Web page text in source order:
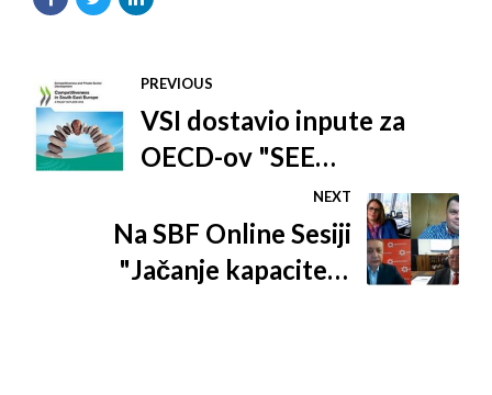
PREVIOUS
VSI dostavio inpute za
OECD-ov "SEE
Competitiveness Outlook
2021"
NEXT
Na SBF Online Sesiji
"Jačanje kapaciteta